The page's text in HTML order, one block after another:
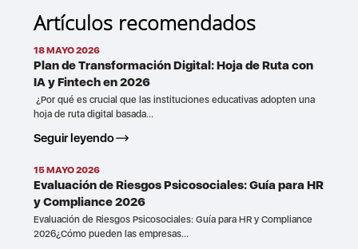
Artículos recomendados
18 MAYO 2026
Plan de Transformación Digital: Hoja de Ruta con
IA y Fintech en 2026
¿Por qué es crucial que las instituciones educativas adopten una
hoja de ruta digital basada...
Seguir leyendo
15 MAYO 2026
Evaluación de Riesgos Psicosociales: Guía para HR
y Compliance 2026
Evaluación de Riesgos Psicosociales: Guía para HR y Compliance
2026¿Cómo pueden las empresas...